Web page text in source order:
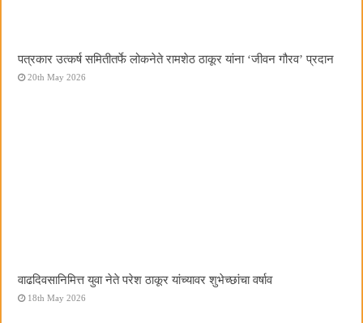
पत्रकार उत्कर्ष समितीतर्फे लोकनेते रामशेठ ठाकूर यांना ‌‘जीवन गौरव‌’ प्रदान
20th May 2026
वाढदिवसानिमित्त युवा नेते परेश ठाकूर यांच्यावर शुभेच्छांचा वर्षाव
18th May 2026